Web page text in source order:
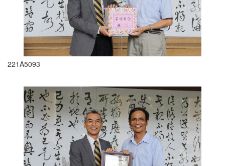
221A5093